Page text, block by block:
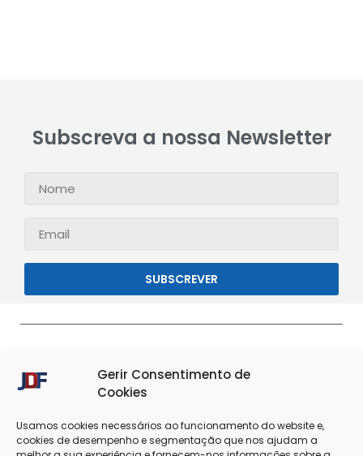
Gerir Consentimento de
Cookies
Usamos cookies necessários ao funcionamento do website e,
cookies de desempenho e segmentação que nos ajudam a
Subscreva a nossa Newsletter
SUBSCREVER